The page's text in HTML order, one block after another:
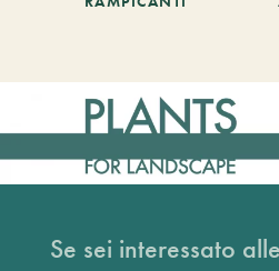
Se sei interessato